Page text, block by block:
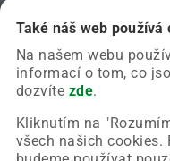
Také náš web používá
Na našem webu
informací o tom, co
dozvíte zde.
Kliknutím na
všech našich cookies.
Chyba nastala na
Zkuste prosím
Obnovit